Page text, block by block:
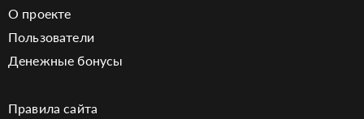
О проекте
Пользователи
Денежные бонусы
Правила сайта